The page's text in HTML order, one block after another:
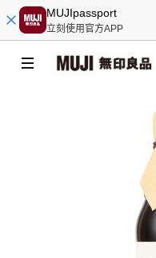
MUJIpassport
立刻使用官方APP